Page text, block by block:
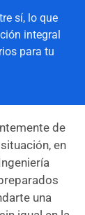
sí, lo que
integral
para tu
de
en
una